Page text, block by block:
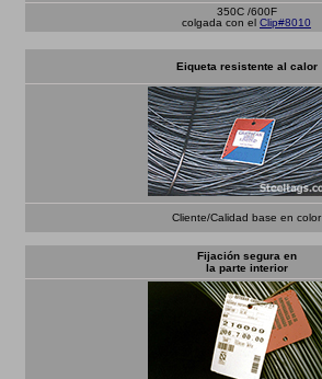
350C /600F
colgada con el Clip#8010
Eiqueta resistente al calor
Cliente/Calidad base en color
Fijación segura en
la parte interior